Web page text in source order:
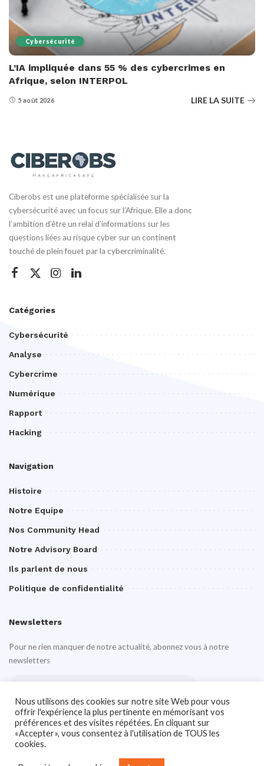
Cybersécurité
L’IA impliquée dans 55 % des cybercrimes en
Afrique, selon INTERPOL
5 août 2026 LIRE LA SUITE
Ciberobs est une plateforme spécialisée sur la
cybersécurité avec un focus sur l’Afrique. Elle a donc
l’ambition d’être un relai d’informations sur les
questions liées au risque cyber sur un continent
touché de plein fouet par la cybercriminalité.
Catégories
Cybersécurité
Analyse
Cybercrime
Numérique
Rapport
Hacking
Navigation
Histoire
Notre Equipe
Nos Community Head
Notre Advisory Board
Ils parlent de nous
Politique de confidentialité
Newsletters
Pour ne rien manquer de notre actualité, abonnez vous à notre
newsletters
Notre site Web utilise des cookies pour améliorer votre expérience. En savoir
Politique de confidentialité
Nous utilisons des cookies sur notre site Web pour vous
offrir l'expérience la plus pertinente en mémorisant vos
préférences et des visites répétées. En cliquant sur
«Accepter», vous consentez à l'utilisation de TOUS les
cookies.